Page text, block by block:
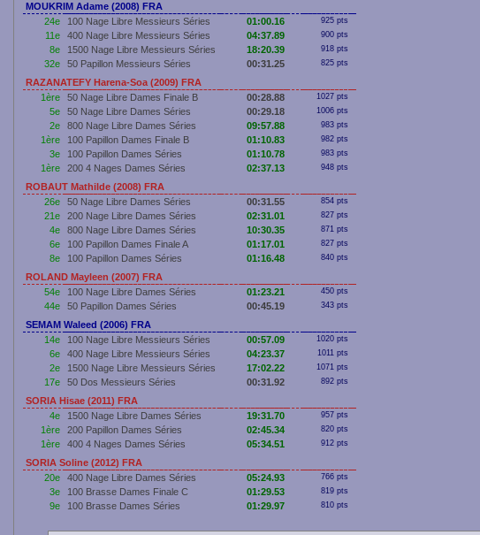
MOUKRIM Adame (2008) FRA
24e
100 Nage Libre Messieurs Séries 01:00.16 925 pts
11e 400 Nage Libre Messieurs Séries 04:37.89 900 pts
8e 1500 Nage Libre Messieurs Séries 18:20.39 918 pts
32e 50 Papillon Messieurs Séries 00:31.25 825 pts
RAZANATEFY Harena-Soa (2009) FRA
1ère
50 Nage Libre Dames Finale B 00:28.88 1027 pts
5e 50 Nage Libre Dames Séries 00:29.18 1006 pts
2e 800 Nage Libre Dames Séries 09:57.88 983 pts
1ère 100 Papillon Dames Finale B 01:10.83 982 pts
3e 100 Papillon Dames Séries 01:10.78 983 pts
1ère 200 4 Nages Dames Séries 02:37.13 948 pts
ROBAUT Mathilde (2008) FRA
26e
50 Nage Libre Dames Séries 00:31.55 854 pts
21e 200 Nage Libre Dames Séries 02:31.01 827 pts
4e 800 Nage Libre Dames Séries 10:30.35 871 pts
6e 100 Papillon Dames Finale A 01:17.01 827 pts
8e 100 Papillon Dames Séries 01:16.48 840 pts
ROLAND Mayleen (2007) FRA
54e
100 Nage Libre Dames Séries 01:23.21 450 pts
44e 50 Papillon Dames Séries 00:45.19 343 pts
SEMAM Waleed (2006) FRA
14e
100 Nage Libre Messieurs Séries 00:57.09 1020 pts
6e 400 Nage Libre Messieurs Séries 04:23.37 1011 pts
2e 1500 Nage Libre Messieurs Séries 17:02.22 1071 pts
17e 50 Dos Messieurs Séries 00:31.92 892 pts
SORIA Hisae (2011) FRA
4e
1500 Nage Libre Dames Séries 19:31.70 957 pts
1ère 200 Papillon Dames Séries 02:45.34 820 pts
1ère 400 4 Nages Dames Séries 05:34.51 912 pts
SORIA Soline (2012) FRA
20e
400 Nage Libre Dames Séries 05:24.93 766 pts
3e 100 Brasse Dames Finale C 01:29.53 819 pts
9e 100 Brasse Dames Séries 01:29.97 810 pts